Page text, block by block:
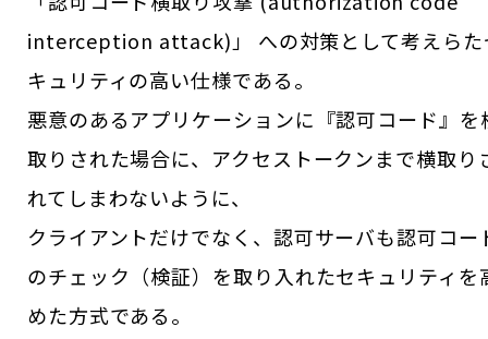
interception attack)」 への対策として考えらた
キュリティの高い仕様である。
悪意のあるアプリケーションに『認可コード』を
取りされた場合に、アクセストークンまで横取り
れてしまわないように、
クライアントだけでなく、認可サーバも認可コー
のチェック（検証）を取り入れたセキュリティを
めた方式である。